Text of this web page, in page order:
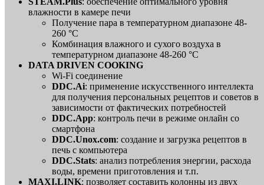
влажности в камере печи
Получение пара в температурном диапазоне 48-
260 °C
Комбинация влажного и сухого воздуха в
температурном диапазоне 48-260 °C
DATA DRIVEN COOKING
Wi-Fi соединение
DDC.Ai: применение искусственного интеллекта
для получения персональных рецептов и советов в
зависимости от фактических потребностей
DDC.App: контроль печи в режиме онлайн со
смартфона
DDC.Unox.com: создание и загрузка рецептов в
печь с компьютера
DDC.Stats: анализ потребления энергии, расхода
воды, времени приготовления и т.п.
MAXI.LINK: позволяет составить колонны из двух